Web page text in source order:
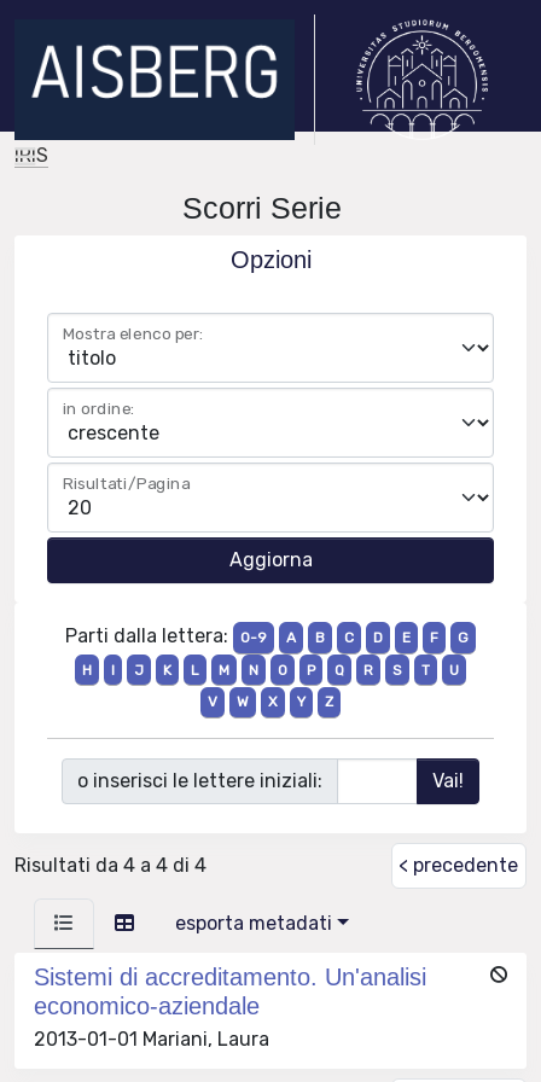
IRIS
Scorri Serie
Opzioni
Mostra elenco per:
in ordine:
Risultati/Pagina
Parti dalla lettera: 0-9 A B C D E F
G
H
I J K L M N O P Q R S T
U
V
W X Y Z
o inserisci le lettere iniziali:
Risultati da 4 a 4 di 4 < precedente
esporta metadati
Sistemi di accreditamento. Un'analisi
economico-aziendale
2013-01-01 Mariani, Laura